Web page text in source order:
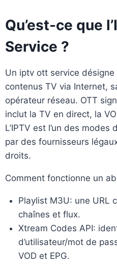
Qu’est-ce que
Service ?
Un iptv ott service
contenus TV via Internet,
opérateur réseau. OTT
inclut la TV en direct, la
L’IPTV est l’un des
par des fournisseurs
droits.
Comment fonctionne un
Playlist M3U: une URL
chaînes et flux.
Xtream Codes API:
d’utilisateur/mot de
VOD et EPG.